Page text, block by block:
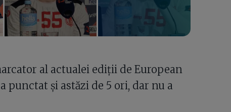
al actualei ediții de European
punctat și astăzi de 5 ori, dar nu a